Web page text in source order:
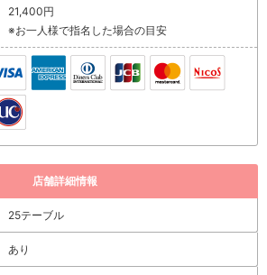
21,400円
※お一人様で指名した場合の目安
店舗詳細情報
25テーブル
あり